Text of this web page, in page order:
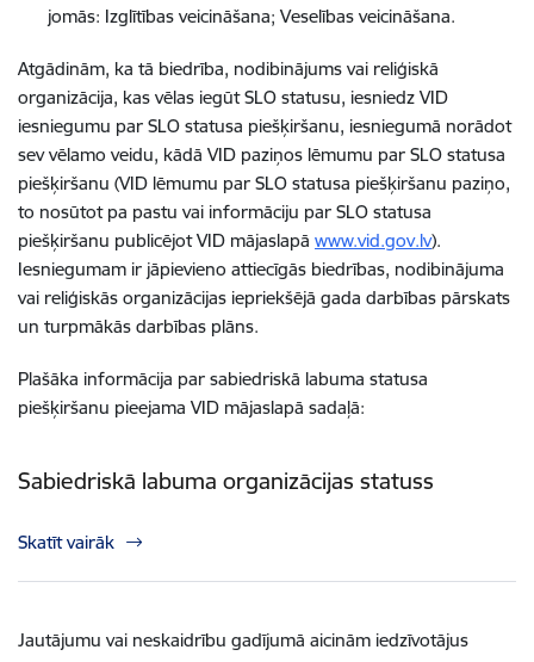
jomās: Izglītības veicināšana; Veselības veicināšana.
Atgādinām, ka tā biedrība, nodibinājums vai reliģiskā
organizācija, kas vēlas iegūt SLO statusu, iesniedz VID
iesniegumu par SLO statusa piešķiršanu, iesniegumā norādot
sev vēlamo veidu, kādā VID paziņos lēmumu par SLO statusa
piešķiršanu (VID lēmumu par SLO statusa piešķiršanu paziņo,
to nosūtot pa pastu vai informāciju par SLO statusa
piešķiršanu publicējot VID mājaslapā www.vid.gov.lv).
Iesniegumam ir jāpievieno attiecīgās biedrības, nodibinājuma
vai reliģiskās organizācijas iepriekšējā gada darbības pārskats
un turpmākās darbības plāns.
Plašāka informācija par sabiedriskā labuma statusa
piešķiršanu pieejama VID mājaslapā sadaļā:
Sabiedriskā labuma organizācijas statuss
Skatīt vairāk
Jautājumu vai neskaidrību gadījumā aicinām iedzīvotājus